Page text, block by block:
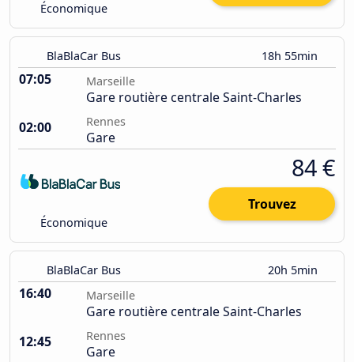
Économique
BlaBlaCar Bus 18h 55min
07:05 Marseille
Gare routière centrale Saint-Charles
02:00
Rennes
Gare
Économique
84 €
Trouvez
BlaBlaCar Bus 20h 5min
16:40 Marseille
Gare routière centrale Saint-Charles
12:45
Rennes
Gare